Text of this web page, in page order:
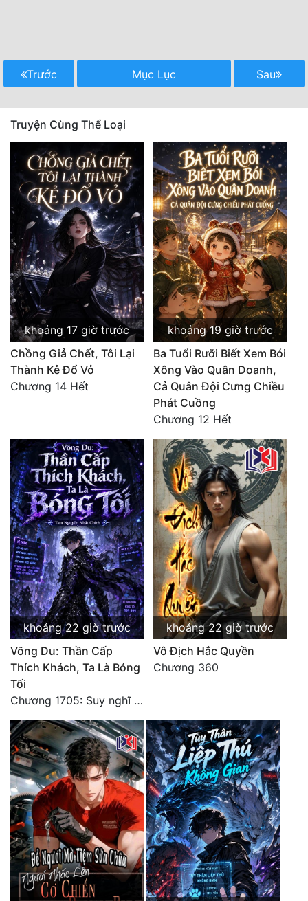
Trước Mục Lục Sau
Truyện Cùng Thể Loại
khoảng 17 giờ trước
Chồng Giả Chết, Tôi Lại
Thành Kẻ Đổ Vỏ
Chương 14 Hết
khoảng 19 giờ trước
Ba Tuổi Rưỡi Biết Xem Bói
Xông Vào Quân Doanh,
Cả Quân Đội Cưng Chiều
Phát Cuồng
Chương 12 Hết
khoảng 22 giờ trước
Võng Du: Thần Cấp
Thích Khách, Ta Là Bóng
Tối
Chương 1705: Suy nghĩ sinh tồn của Vô Danh Tuyết!
khoảng 22 giờ trước
Vô Địch Hắc Quyền
Chương 360